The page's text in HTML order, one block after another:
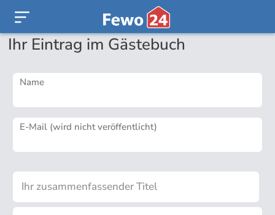
Ihr Eintrag im Gästebuch
Name
E-Mail (wird nicht veröffentlicht)